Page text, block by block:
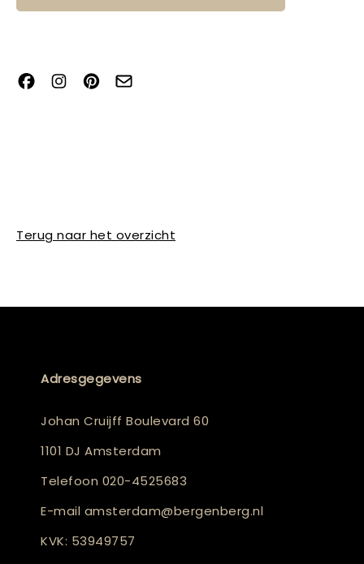
Terug naar het overzicht
Adresgegevens
Johan Cruijff Boulevard 60
1101 DJ Amsterdam
Telefoon 020-4525683
E-mail amsterdam@bergenberg.nl
KVK: 53949757